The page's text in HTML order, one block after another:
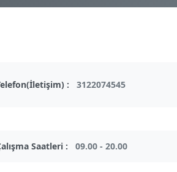
: 3122074545
Saatleri : 09.00 - 20.00